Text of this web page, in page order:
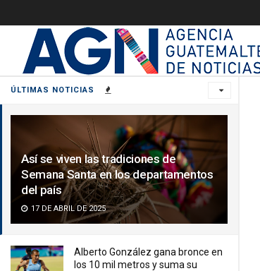
ÚLTIMAS NOTICIAS
Así se viven las tradiciones de
Semana Santa en los departamentos
del país
17 DE ABRIL DE 2025
Alberto González gana bronce en
los 10 mil metros y suma su